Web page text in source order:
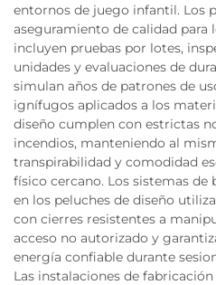
entornos de juego infantil. Los
aseguramiento de calidad para
incluyen pruebas por lotes,
unidades y evaluaciones de
simulan años de patrones de
ignífugos aplicados a los
diseño cumplen con estrictas
incendios, manteniendo al
transpirabilidad y comodidad
físico cercano. Los sistemas de
en los peluches de diseño
con cierres resistentes a
acceso no autorizado y
energía confiable durante
Las instalaciones de